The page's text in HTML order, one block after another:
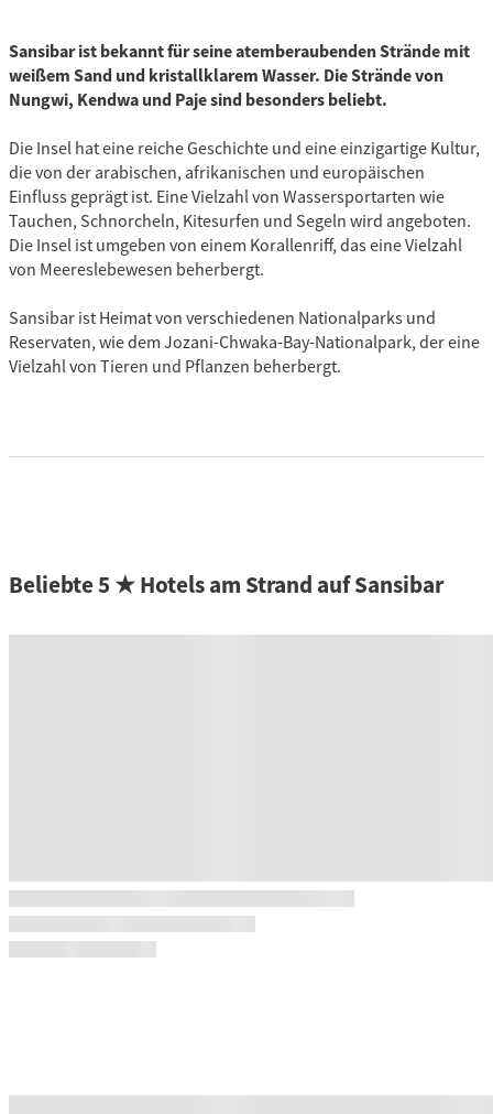
Sansibar ist bekannt für seine atemberaubenden Strände mit
weißem Sand und kristallklarem Wasser. Die Strände von
Nungwi, Kendwa und Paje sind besonders beliebt.
Die Insel hat eine reiche Geschichte und eine einzigartige Kultur,
die von der arabischen, afrikanischen und europäischen
Einfluss geprägt ist. Eine Vielzahl von Wassersportarten wie
Tauchen, Schnorcheln, Kitesurfen und Segeln wird angeboten.
Die Insel ist umgeben von einem Korallenriff, das eine Vielzahl
von Meereslebewesen beherbergt.
Sansibar ist Heimat von verschiedenen Nationalparks und
Reservaten, wie dem Jozani-Chwaka-Bay-Nationalpark, der eine
Vielzahl von Tieren und Pflanzen beherbergt.
Beliebte 5 ★ Hotels am Strand auf Sansibar